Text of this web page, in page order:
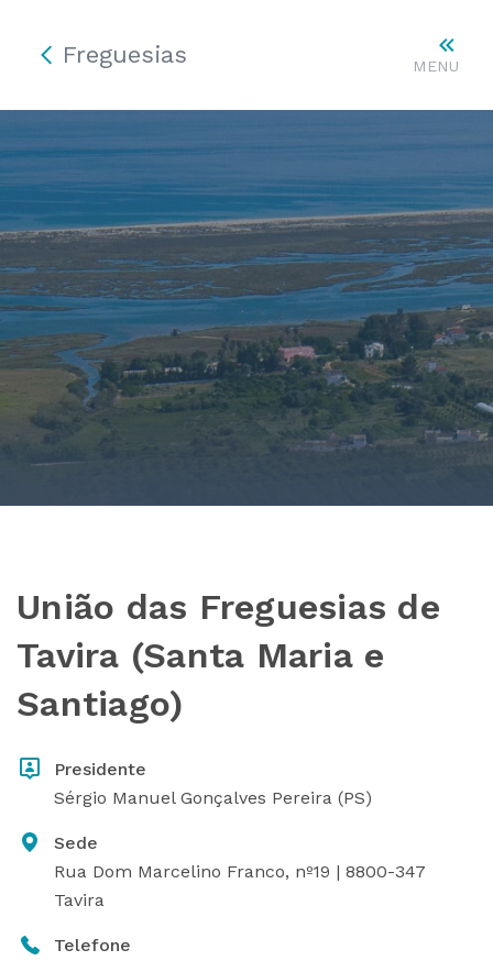
MENU
Freguesias
União das Freguesias de
Tavira (Santa Maria e
Santiago)
Presidente
Sérgio Manuel Gonçalves Pereira (PS)
Sede
Rua Dom Marcelino Franco, nº19 | 8800-347
Tavira
Telefone